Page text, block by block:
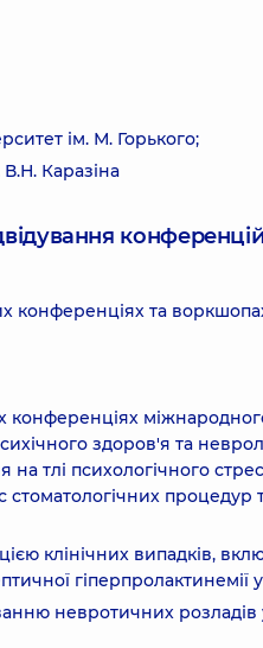
ім. М. Горького;
Каразіна
конференціях та
конференціях
здоров'я та
тлі психологічного
стоматологічних
клінічних випадків,
гіперпролактинемії
невротичних розладів